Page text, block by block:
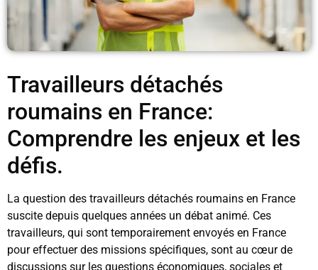
Travailleurs détachés
roumains en France:
Comprendre les enjeux et les
défis.
La question des travailleurs détachés roumains en France
suscite depuis quelques années un débat animé. Ces
travailleurs, qui sont temporairement envoyés en France
pour effectuer des missions spécifiques, sont au cœur de
discussions sur les questions économiques, sociales et